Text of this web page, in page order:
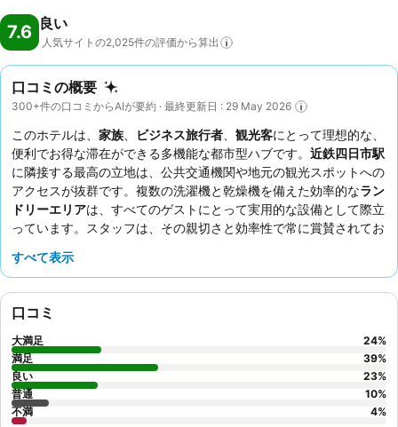
7.6 良い
人気サイトの2,025件の評価から算出
口コミの概要
300+件の口コミからAIが要約 · 最終更新日 : 29 May 2026
このホテルは、 家族 ビジネス旅行者 観光客にとって理想的な、
便利でお得な滞在ができる多機能な都市型ハブです。 近鉄四日市駅
に隣接する最高の立地は、公共交通機関や地元の観光スポットへの
アクセスが抜群です。複数の洗濯機と乾燥機を備えた効率的なラン
ドリーエリアは、すべてのゲストにとって実用的な設備として際立
っています。スタッフは、その親切さと効率性で常に賞賛されてお
のオプションがある無料の朝食は、満足のいく一日の始まりを提供
さい。
すべて表示
口コミ
大満足 24%
満足
39%
良い
23%
普通
10%
不満
4%